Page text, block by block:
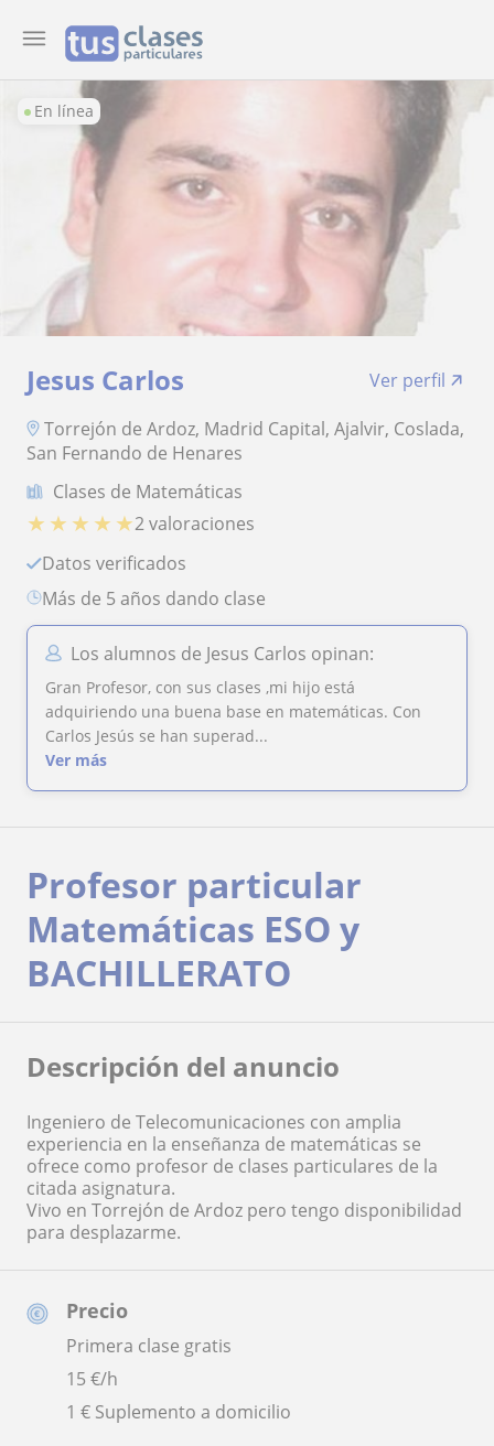
En línea
Jesus Carlos
Ver perfil
Torrejón de Ardoz, Madrid Capital, Ajalvir, Coslada,
San Fernando de Henares
Clases de Matemáticas
★ ★ ★ ★ ★2 valoraciones
Datos verificados
más de 5 años dando clase
Los alumnos de Jesus Carlos opinan:
Gran Profesor, con sus clases ,mi hijo está
adquiriendo una buena base en matemáticas. Con
Carlos Jesús se han superad...
Ver más
Precio
Primera clase gratis
15€/h
1 € Suplemento a domicilio
Profesor particular
Matemáticas ESO y
BACHILLERATO
Descripción del anuncio
Ingeniero de Telecomunicaciones con amplia
experiencia en la enseñanza de matemáticas se
ofrece como profesor de clases particulares de la
citada asignatura.
Vivo en Torrejón de Ardoz pero tengo disponibilidad
para desplazarme.